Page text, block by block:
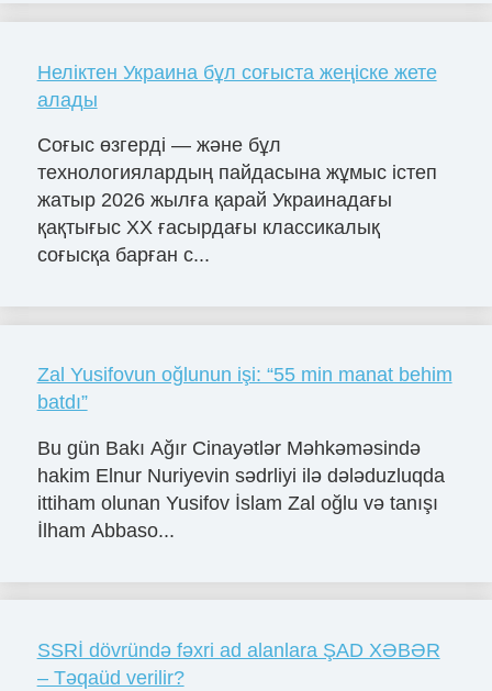
Неліктен Украина бұл соғыста жеңіске жете
алады
Соғыс өзгерді — және бұл
технологиялардың пайдасына жұмыс істеп
жатыр 2026 жылға қарай Украинадағы
қақтығыс ХХ ғасырдағы классикалық
соғысқа барған с...
Zal Yusifovun oğlunun işi: “55 min manat behim
batdı”
Bu gün Bakı Ağır Cinayətlər Məhkəməsində
hakim Elnur Nuriyevin sədrliyi ilə dələduzluqda
ittiham olunan Yusifov İslam Zal oğlu və tanışı
İlham Abbaso...
SSRİ dövründə fəxri ad alanlara ŞAD XƏBƏR
– Təqaüd verilir?